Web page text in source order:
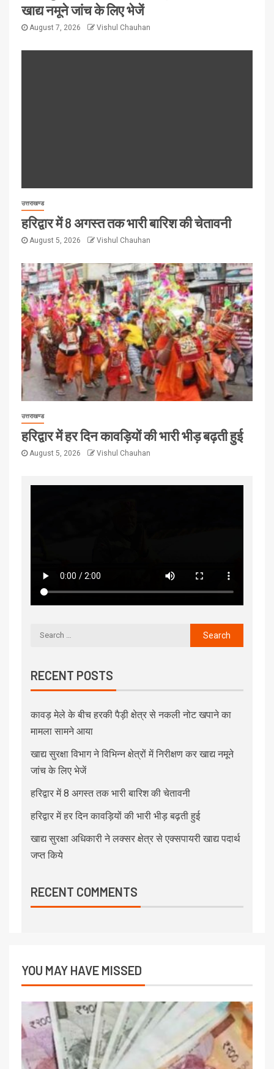
खाद्य नमूने जांच के लिए भेजें
August 7, 2026 Vishul Chauhan
उत्तराखण्ड
हरिद्वार में 8 अगस्त तक भारी बारिश की चेतावनी
August 5, 2026 Vishul Chauhan
उत्तराखण्ड
हरिद्वार में हर दिन कावड़ियों की भारी भीड़ बढ़ती हुई
August 5, 2026 Vishul Chauhan
RECENT POSTS
कावड़ मेले के बीच हरकी पैड़ी क्षेत्र से नकली नोट खपाने का
मामला सामने आया
खाद्य सुरक्षा विभाग ने विभिन्न क्षेत्रों में निरीक्षण कर खाद्य नमूने
जांच के लिए भेजें
हरिद्वार में 8 अगस्त तक भारी बारिश की चेतावनी
हरिद्वार में हर दिन कावड़ियों की भारी भीड़ बढ़ती हुई
खाद्य सुरक्षा अधिकारी ने लक्सर क्षेत्र से एक्सपायरी खाद्य पदार्थ
जप्त किये
RECENT COMMENTS
YOU MAY HAVE MISSED